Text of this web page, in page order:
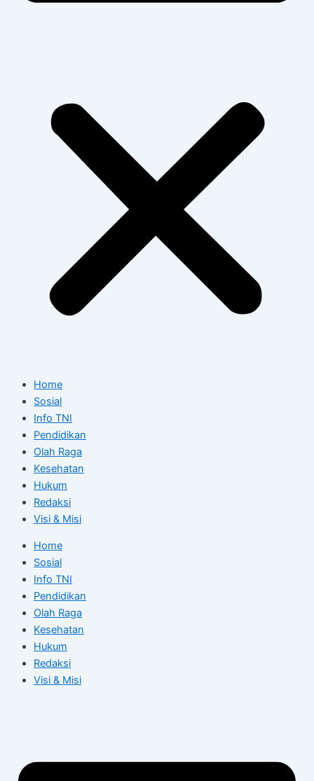
Home
Sosial
Info TNI
Pendidikan
Olah Raga
Kesehatan
Hukum
Redaksi
Visi & Misi
Home
Sosial
Info TNI
Pendidikan
Olah Raga
Kesehatan
Hukum
Redaksi
Visi & Misi